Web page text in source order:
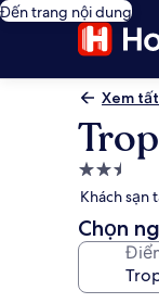
Đến trang nội dung
Xem
Nơi
lưu
trú
2.5
Khách sạn
Chọn